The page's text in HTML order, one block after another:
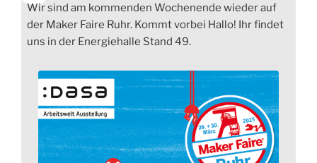
Wir sind am kommenden Wochenende wieder auf
der Maker Faire Ruhr. Kommt vorbei Hallo! Ihr findet
uns in der Energiehalle Stand 49.